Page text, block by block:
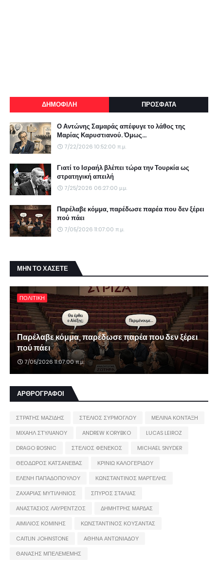
ΔΗΜΟΦΙΛΗ ΠΡΟΣΦΑΤΑ
Ο Αντώνης Σαμαράς απέφυγε το λάθος της
Μαρίας Καρυστιανού. Όμως...
7/22/2026 10:52:00 π.μ.
Γιατί το Ισραήλ βλέπει τώρα την Τουρκία ως
στρατηγική απειλή
7/25/2026 06:27:00 μ.μ.
Παρέλαβε κόμμα, παρέδωσε παρέα που δεν ξέρει
πού πάει
7/05/2026 11:07:00 π.μ.
ΜΗΝ ΤΟ ΧΑΣΕΤΕ
ΠΟΛΙΤΙΚΗ
Παρέλαβε κόμμα, παρέδωσε παρέα που δεν ξέρει
πού πάει
7/05/2026 11:07:00 π.μ.
ΑΡΘΡΟΓΡΑΦΟΙ
ΣΤΡΑΤΗΣ ΜΑΖΙΔΗΣ ΣΤΕΛΙΟΣ ΣΥΡΜΟΓΛΟΥ
ΜΕΛΙΝΑ ΚΟΝΤΑΞΗ
ΜΙΧΑΗΛ ΣΤΥΛΙΑΝΟΥ
ANDREW KORYBKO
LUCAS LEIROZ
DRAGO BOSNIC
ΣΤΕΛΙΟΣ ΦΕΝΕΚΟΣ
MICHAEL SNYDER
ΘΕΟΔΩΡΟΣ ΚΑΤΣΑΝΕΒΑΣ
ΚΡΙΝΙΩ ΚΑΛΟΓΕΡΙΔΟΥ
ΕΛΕΝΗ ΠΑΠΑΔΟΠΟΥΛΟΥ
ΚΩΝΣΤΑΝΤΙΝΟΣ ΜΑΡΓΕΛΗΣ
ΖΑΧΑΡΙΑΣ ΜΥΤΙΛΗΝΙΟΣ
ΣΠΥΡΟΣ ΣΤΑΛΙΑΣ
ΑΝΑΣΤΑΣΙΟΣ ΛΑΥΡΕΝΤΖΟΣ
ΔΗΜΗΤΡΗΣ ΜΑΡΔΑΣ
ΑΙΜΙΛΙΟΣ ΚΟΜΙΝΗΣ
ΚΩΝΣΤΑΝΤΙΝΟΣ ΚΟΥΣΑΝΤΑΣ
CAITLIN JOHNSTONE
ΑΘΗΝΑ ΑΝΤΩΝΙΑΔΟΥ
ΘΑΝΑΣΗΣ ΜΠΕΛΕΜΕΜΗΣ